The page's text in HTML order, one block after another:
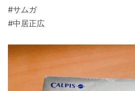
#サムガ
#中居正広